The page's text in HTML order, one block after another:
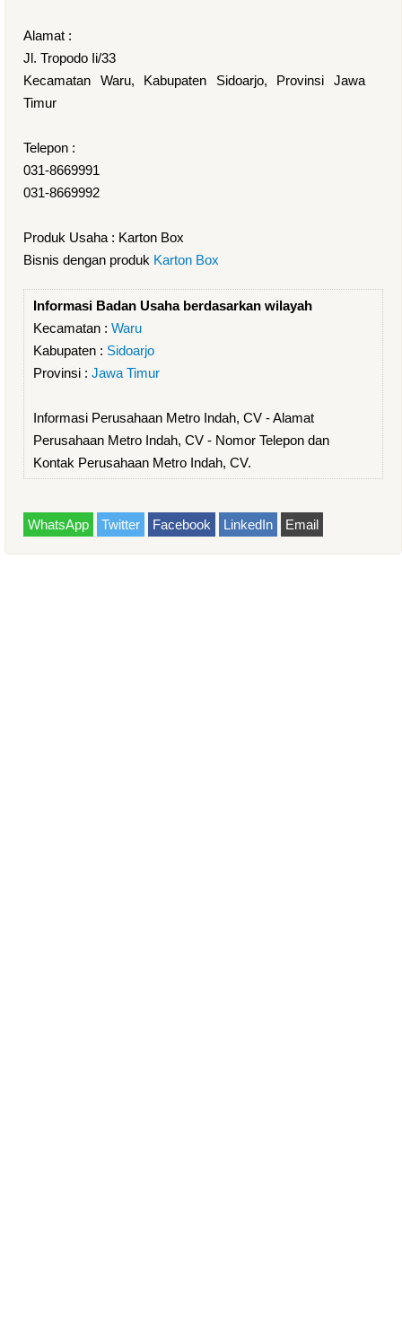
Alamat :
Jl. Tropodo Ii/33
Kecamatan Waru, Kabupaten Sidoarjo, Provinsi Jawa
Timur
Telepon :
031-8669991
031-8669992
Produk Usaha : Karton Box
Bisnis dengan produk Karton Box
Informasi Badan Usaha berdasarkan wilayah
Kecamatan : Waru
Kabupaten : Sidoarjo
Provinsi : Jawa Timur
Informasi Perusahaan Metro Indah, CV - Alamat
Perusahaan Metro Indah, CV - Nomor Telepon dan
Kontak Perusahaan Metro Indah, CV.
WhatsApp Twitter Facebook LinkedIn Email